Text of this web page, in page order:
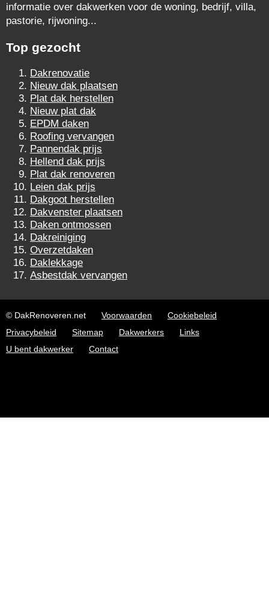
informatie over dakwerken voor de woning, bedrijf, villa,
pastorie, rijwoning...
Top gezocht
Dakrenovatie
Nieuw dak plaatsen
Plat dak herstellen
Nieuw plat dak
EPDM daken
Roofing vervangen
Pannendak prijs
Hellend dak prijs
Plat dak renoveren
Leien dak prijs
Dakgoot herstellen
Dakvenster plaatsen
Daken ontmossen
Dakreiniging
Overzetdaken
Daklekkage
Asbestdak vervangen
© DakRenoveren.net Voorwaarden
Cookiebeleid
Privacybeleid
Sitemap Dakwerkers
Links
U bent dakwerker
Contact